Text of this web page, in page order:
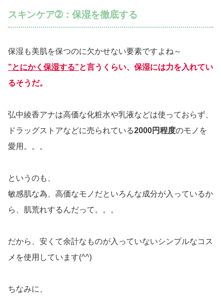
スキンケア➁：保湿を徹底する
保湿も美肌を保つのに欠かせない要素ですよね～
”とにかく保湿する”と言うくらい、保湿には力を入れてい
るそうだ。
弘中綾香アナは高価な化粧水や乳液などは使っておらず、
ドラッグストアなどに売られている2000円程度のモノを
愛用。。。
というのも、
敏感肌な為、高価なモノだといろんな成分が入っているか
ら、肌荒れするんだって。。。
だから、安くて余計なものが入っていないシンプルなコス
メを使用しています(^^)
ちなみに、